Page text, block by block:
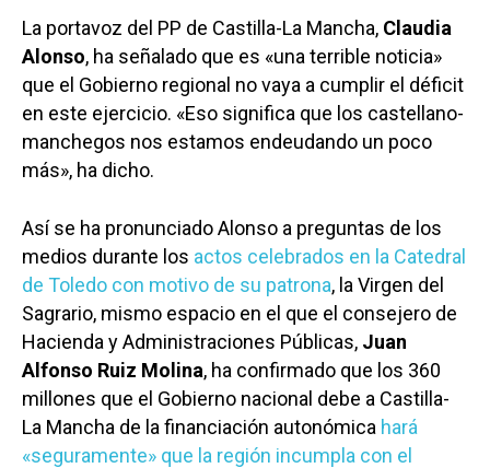
La portavoz del PP de Castilla-La Mancha, Claudia
Alonso, ha señalado que es «una terrible noticia»
que el Gobierno regional no vaya a cumplir el déficit
en este ejercicio. «Eso significa que los castellano-
manchegos nos estamos endeudando un poco
más», ha dicho.
Así se ha pronunciado Alonso a preguntas de los
medios durante los actos celebrados en la Catedral
de Toledo con motivo de su patrona, la Virgen del
Sagrario, mismo espacio en el que el consejero de
Hacienda y Administraciones Públicas, Juan
Alfonso Ruiz Molina, ha confirmado que los 360
millones que el Gobierno nacional debe a Castilla-
La Mancha de la financiación autonómica hará
«seguramente» que la región incumpla con el